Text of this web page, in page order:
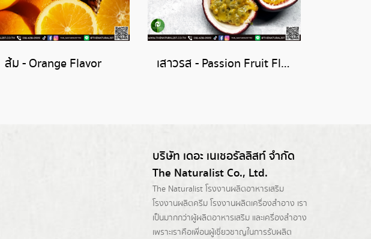
ส้ม - Orange Flavor เสาวรส - Passion Fruit Flavor
บริษัท เดอะ เนเชอรัลลิสท์ จำกัด
The Naturalist Co., Ltd.
The Naturalist โรงงานผลิตอาหารเสริม
โรงงานผลิตครีมโรงงานผลิตเครื่องสำอาง เรา
เป็นมากกว่าผู้ผลิตอาหารเสริมและเครื่องสำอาง
เพราะเราคือเพื่อนผู้เชี่ยวชาญในการรับผลิต